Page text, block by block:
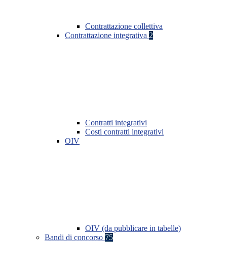
Contrattazione collettiva
Contrattazione integrativa 2
Contratti integrativi
Costi contratti integrativi
OIV
OIV (da pubblicare in tabelle)
Bandi di concorso 75